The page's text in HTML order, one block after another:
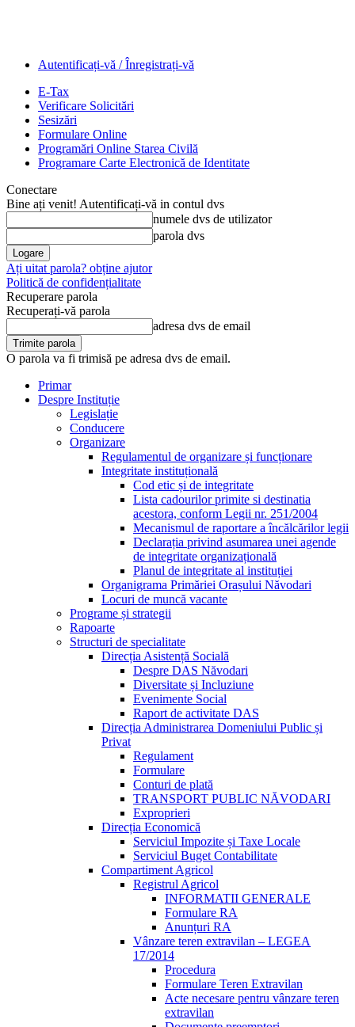
Autentificați-vă / Înregistrați-vă
E-Tax
Verificare Solicitări
Sesizări
Formulare Online
Programări Online Starea Civilă
Programare Carte Electronică de Identitate
Conectare
Bine ați venit! Autentificați-vă in contul dvs
numele dvs de utilizator
parola dvs
Ați uitat parola? obține ajutor
Politică de confidențialitate
Recuperare parola
Recuperați-vă parola
adresa dvs de email
O parola va fi trimisă pe adresa dvs de email.
Primar
Despre Instituție
Legislație
Conducere
Organizare
Regulamentul de organizare și funcționare
Integritate instituțională
Cod etic și de integritate
Lista cadourilor primite si destinatia
acestora, conform Legii nr. 251/2004
Mecanismul de raportare a încălcărilor legii
Declarația privind asumarea unei agende
de integritate organizațională
Planul de integritate al instituției
Organigrama Primăriei Orașului Năvodari
Locuri de muncă vacante
Programe și strategii
Rapoarte
Structuri de specialitate
Direcția Asistență Socială
Despre DAS Năvodari
Diversitate și Incluziune
Evenimente Social
Raport de activitate DAS
Direcția Administrarea Domeniului Public și
Privat
Regulament
Formulare
Conturi de plată
TRANSPORT PUBLIC NĂVODARI
Exproprieri
Direcția Economică
Serviciul Impozite și Taxe Locale
Serviciul Buget Contabilitate
Compartiment Agricol
Registrul Agricol
INFORMATII GENERALE
Formulare RA
Anunțuri RA
Vânzare teren extravilan – LEGEA
17/2014
Procedura
Formulare Teren Extravilan
Acte necesare pentru vânzare teren
extravilan